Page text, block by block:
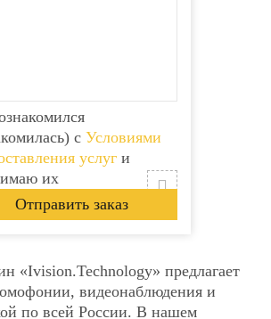
с Условиями
услуг и
их
«Ivision.Technology» предлагает
видеонаблюдения и
по всей России. В нашем